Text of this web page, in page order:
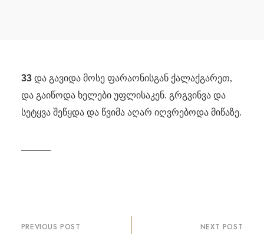
33 და გავიდა მოსე ფარაონისგან ქალაქგარეთ,
და გაიწოდა ხელები უფლისაკენ. გრგვინვა და
სეტყვა შეწყდა და წვიმა აღარ იღვრებოდა მიწაზე.
პოსტის
PREVIOUS POST NEXT POST